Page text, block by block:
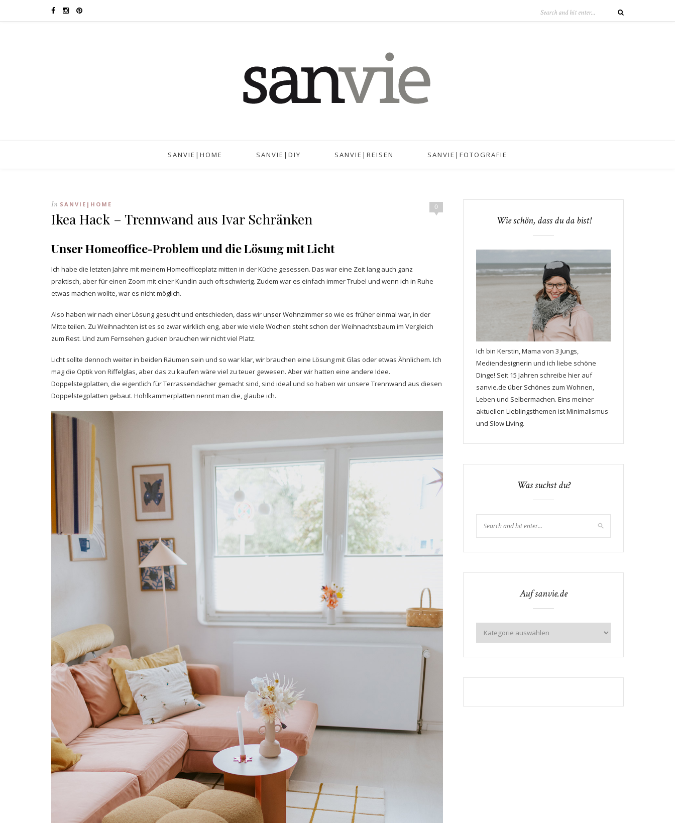
SANVIE|HOME SANVIE|DIY SANVIE|REISEN SANVIE|FOTOGRAFIE
0
In SANVIE|HOME
Ikea Hack – Trennwand aus Ivar Schränken
Unser Homeoffice-Problem und die Lösung mit Licht
Ich habe die letzten Jahre mit meinem Homeofficeplatz mitten in der Küche gesessen. Das war eine Zeit lang auch ganz
praktisch, aber für einen Zoom mit einer Kundin auch oft schwierig. Zudem war es einfach immer Trubel und wenn ich in Ruhe
etwas machen wollte, war es nicht möglich.
Also haben wir nach einer Lösung gesucht und entschieden, dass wir unser Wohnzimmer so wie es früher einmal war, in der
Mitte teilen. Zu Weihnachten ist es so zwar wirklich eng, aber wie viele Wochen steht schon der Weihnachtsbaum im Vergleich
zum Rest. Und zum Fernsehen gucken brauchen wir nicht viel Platz.
Licht sollte dennoch weiter in beiden Räumen sein und so war klar, wir brauchen eine Lösung mit Glas oder etwas Ähnlichem. Ich
mag die Optik von Riffelglas, aber das zu kaufen wäre viel zu teuer gewesen. Aber wir hatten eine andere Idee.
Doppelstegplatten, die eigentlich für Terrassendächer gemacht sind, sind ideal und so haben wir unsere Trennwand aus diesen
Doppelstegplatten gebaut. Hohlkammerplatten nennt man die, glaube ich.
Wie schön, dass du da bist!
Ich bin Kerstin, Mama von 3 Jungs,
Mediendesignerin und ich liebe schöne
Dinge! Seit 15 Jahren schreibe hier auf
sanvie.de über Schönes zum Wohnen,
Leben und Selbermachen. Eins meiner
aktuellen Lieblingsthemen ist Minimalismus
und Slow Living.
Was suchst du?
Auf sanvie.de